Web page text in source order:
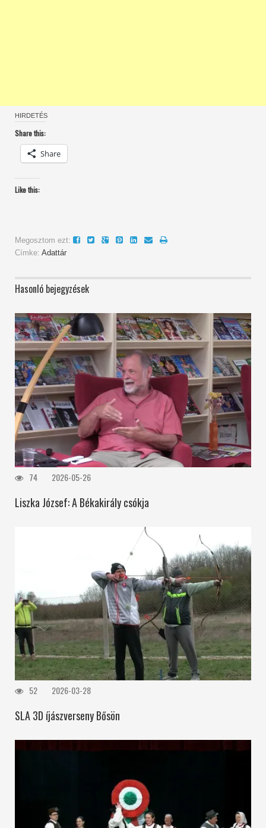
HIRDETÉS
Share this:
Share
Like this:
Megosztom ezt:
Címke: Adattár
Hasonló bejegyzések
74 2026-05-26
Liszka József: A Békakirály csókja
52 2026-03-28
SLA 3D íjászverseny Bősön